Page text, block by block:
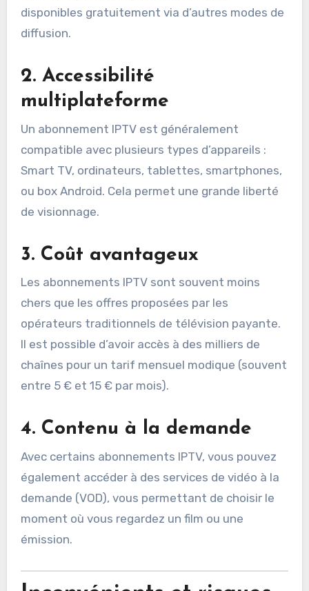
disponibles gratuitement via d’autres modes de
diffusion.
2. Accessibilité
multiplateforme
Un abonnement IPTV est généralement
compatible avec plusieurs types d’appareils :
Smart TV, ordinateurs, tablettes, smartphones,
ou box Android. Cela permet une grande liberté
de visionnage.
3. Coût avantageux
Les abonnements IPTV sont souvent moins
chers que les offres proposées par les
opérateurs traditionnels de télévision payante.
Il est possible d’avoir accès à des milliers de
chaînes pour un tarif mensuel modique (souvent
entre 5 € et 15 € par mois).
4. Contenu à la demande
Avec certains abonnements IPTV, vous pouvez
également accéder à des services de vidéo à la
demande (VOD), vous permettant de choisir le
moment où vous regardez un film ou une
émission.